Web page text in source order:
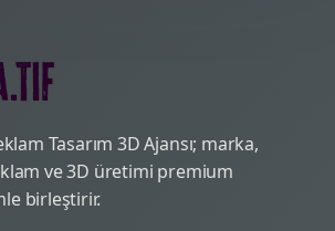
Tasarım 3D Ajansı; marka,
ve 3D üretimi premium
birleştirir.